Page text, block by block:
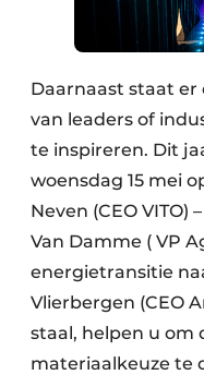
Daarnaast staat
van leaders of
te inspireren. Dit
woensdag 15 mei
Neven (CEO
Van Damme ( VP
energietransitie
Vlierbergen (CEO
staal, helpen u om
materiaalkeuze te